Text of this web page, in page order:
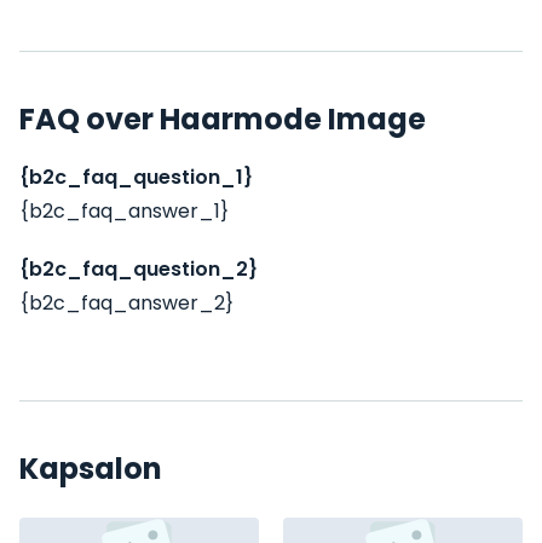
FAQ over Haarmode Image
{b2c_faq_question_1}
{b2c_faq_answer_1}
{b2c_faq_question_2}
{b2c_faq_answer_2}
Kapsalon